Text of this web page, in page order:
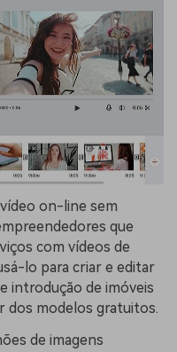
on-line sem
que
com vídeos de
lo para criar e editar
introdução de imóveis
dos modelos gratuitos.
de imagens